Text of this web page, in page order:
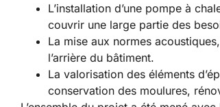
L’installation d’une pompe à
couvrir une large partie des
La mise aux normes
l’arrière du bâtiment.
La valorisation des éléments
conservation des moulures,